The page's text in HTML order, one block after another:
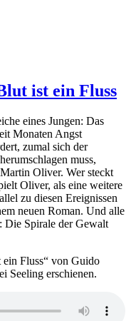
ist ein Fluss
eines Jungen: Das
Monaten Angst
zumal sich der
muss,
Oliver. Wer steckt
Oliver, als eine weitere
zu diesen Ereignissen
neuen Roman. Und alle
Die Spirale der Gewalt
Fluss“ von Guido
Seeling erschienen.